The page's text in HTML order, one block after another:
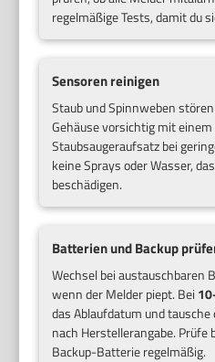
regelmäßige Tests, damit du
Sensoren reinigen
Staub und Spinnweben
Gehäuse vorsichtig mit
Staubsaugeraufsatz bei
keine Sprays oder Wasser,
beschädigen.
Batterien und Backup
Wechsel bei austauschbaren
wenn der Melder piept. Bei
das Ablaufdatum und
nach Herstellerangabe.
Backup-Batterie regelmäßig.